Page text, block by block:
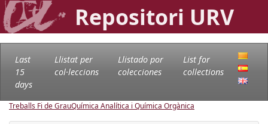
Repositori URV
Last
15
days
Llistat per
col·leccions
Llistado por
colecciones
List for
collections
Treballs Fi de GrauQuímica Analítica i Química Orgànica